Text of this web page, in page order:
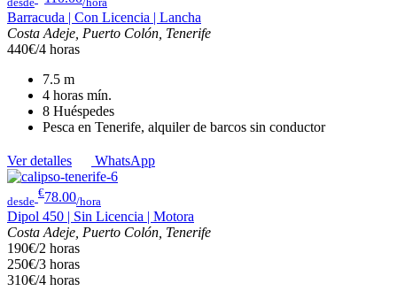
Barracuda | Con Licencia | Lancha
Costa Adeje, Puerto Colón, Tenerife
440€/4 horas
7.5 m
4 horas mín.
8 Huéspedes
Pesca en Tenerife, alquiler de barcos sin conductor
Ver detalles WhatsApp
desde
€78.00/hora
Dipol 450 | Sin Licencia | Motora
Costa Adeje, Puerto Colón, Tenerife
190€/2 horas
250€/3 horas
310€/4 horas